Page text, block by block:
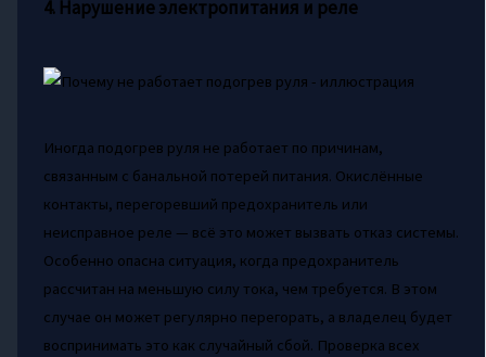
4. Нарушение электропитания и реле
Иногда подогрев руля не работает по причинам,
связанным с банальной потерей питания. Окислённые
контакты, перегоревший предохранитель или
неисправное реле — всё это может вызвать отказ системы.
Особенно опасна ситуация, когда предохранитель
рассчитан на меньшую силу тока, чем требуется. В этом
случае он может регулярно перегорать, а владелец будет
воспринимать это как случайный сбой. Проверка всех